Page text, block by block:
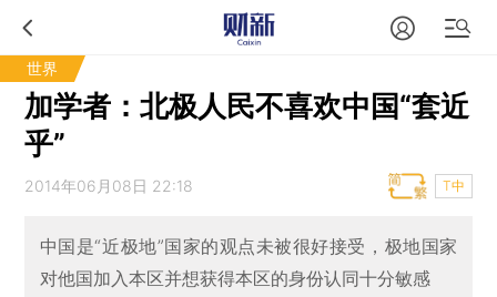
世界
加学者：北极人民不喜欢中国“套近
乎”
2014年06月08日 22:18 T中
中国是“近极地”国家的观点未被很好接受，极地国家
对他国加入本区并想获得本区的身份认同十分敏感